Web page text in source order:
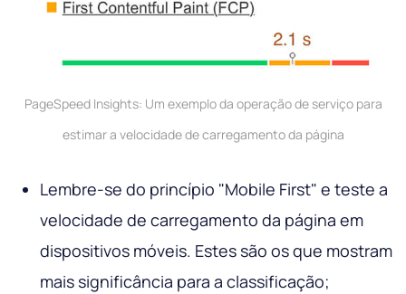
PageSpeed ​​Insights: Um exemplo da operação de serviço para
estimar a velocidade de carregamento da página
Lembre-se do princípio "Mobile First" e teste a
velocidade de carregamento da página em
dispositivos móveis. Estes são os que mostram
mais significância para a classificação;